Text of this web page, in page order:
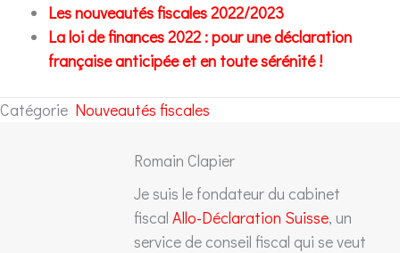
Les nouveautés fiscales 2022/2023
La loi de finances 2022 : pour une déclaration
française anticipée et en toute sérénité !
Catégorie Nouveautés fiscales
Romain Clapier
Je suis le fondateur du cabinet
fiscal Allo-Déclaration Suisse, un
service de conseil fiscal qui se veut